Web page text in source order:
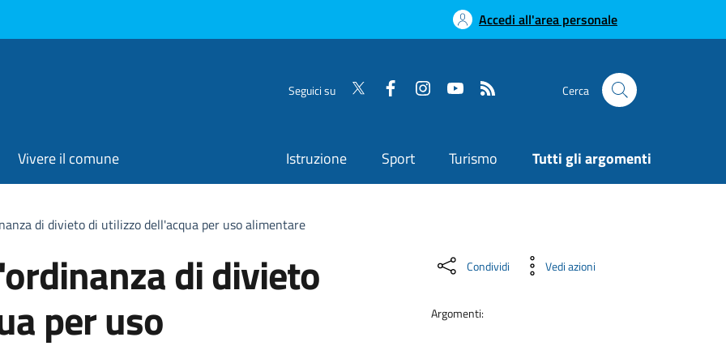
Accedi all'area personale
Seguici su Cerca
Vivere il comune Istruzione Sport Turismo Tutti gli argomenti
di divieto di utilizzo dell'acqua per uso alimentare
di divieto
per uso
Condividi Vedi azioni
Argomenti: